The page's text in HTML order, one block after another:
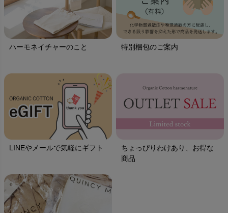
ハーモネイチャーのこと 特別梱包のご案内
LINEやメールで気軽にギフト
ちょっぴりわけあり、お得な
商品